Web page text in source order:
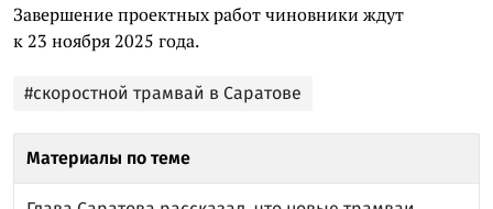
Завершение проектных работ чиновники ждут
к 23 ноября 2025 года.
#скоростной трамвай в Саратове
Материалы по теме